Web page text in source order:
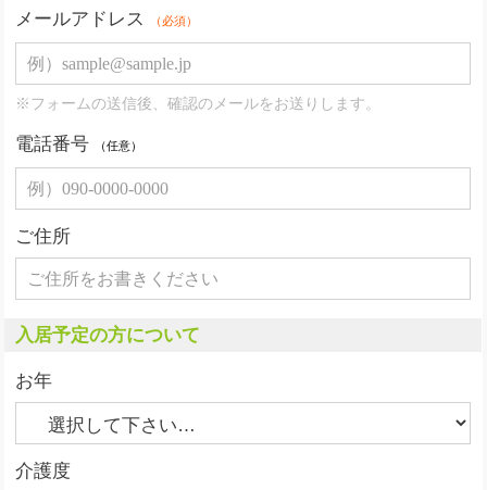
メールアドレス （必須）
※フォームの送信後、確認のメールをお送りします。
電話番号 （任意）
ご住所
入居予定の方について
お年
介護度